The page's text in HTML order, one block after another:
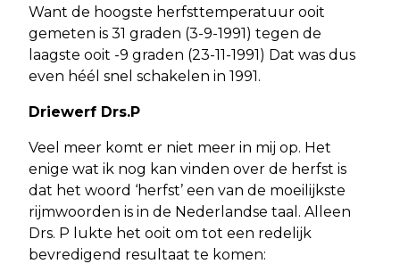
Want de hoogste herfsttemperatuur ooit
gemeten is 31 graden (3-9-1991) tegen de
laagste ooit -9 graden (23-11-1991) Dat was dus
even héél snel schakelen in 1991.
Driewerf Drs.P
Veel meer komt er niet meer in mij op. Het
enige wat ik nog kan vinden over de herfst is
dat het woord ‘herfst’ een van de moeilijkste
rijmwoorden is in de Nederlandse taal. Alleen
Drs. P lukte het ooit om tot een redelijk
bevredigend resultaat te komen: